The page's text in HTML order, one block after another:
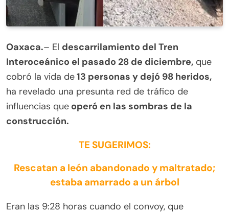
Oaxaca.– El descarrilamiento del Tren
Interoceánico el pasado 28 de diciembre, que
cobró la vida de13 personas y dejó 98 heridos,
ha revelado una presunta red de tráfico de
influencias que operó en las sombras de la
construcción.
TE SUGERIMOS:
Rescatan a león abandonado y maltratado;
estaba amarrado a un árbol
Eran las 9:28 horas cuando el convoy, que